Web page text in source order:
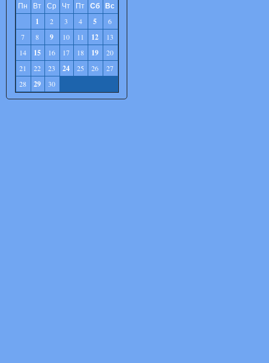
Пн
Вт Ср Чт Пт Сб Вс
1
2 3 4 5
6
7
8 9 10 11 12
13
14
15 16 17 18 19
20
21
22 23 24 25 26
27
28
29 30